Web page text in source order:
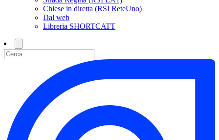
Chiese in diretta (RSI ReteUno)
Dal web
Libreria SHORTCATT